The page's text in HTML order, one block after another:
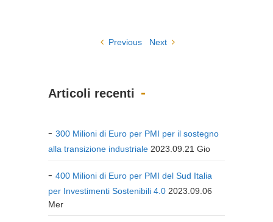
Previous Next
Articoli recenti
300 Milioni di Euro per PMI per il sostegno
alla transizione industriale 2023.09.21 Gio
400 Milioni di Euro per PMI del Sud Italia
per Investimenti Sostenibili 4.0 2023.09.06
Mer